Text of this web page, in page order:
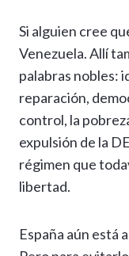
Si alguien cree
Venezuela. Allí
palabras nobles:
reparación,
control, la
expulsión de la
régimen que
libertad.
España aún está